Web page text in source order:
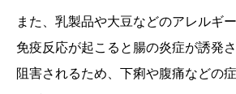
また、乳製品や大豆などのアレルギ
免疫反応が起こると腸の炎症が誘発
阻害されるため、下痢や腹痛などの